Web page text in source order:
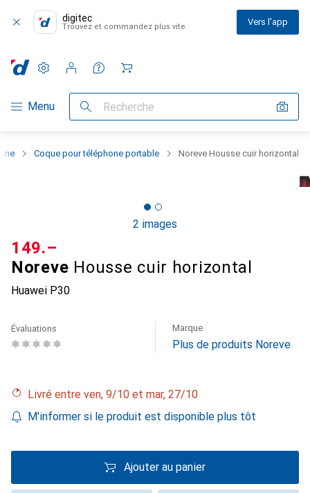
digitec
Trouvez et commandez plus vite Vers l'app
Navigation par catégorie
Menu Recherche
Paramètres
Compte client
Listes de comparaison
Listes d'envies
Panier
Coque pour téléphone portable Noreve Housse cuir horizontal
2 images
Noreve Housse cuir horizontal
Huawei P30
CHF
149.–
Évaluations Marque
Plus de produits Noreve
Livré entre ven, 9/10 et mar, 27/10
M'informer si le produit est disponible plus tôt
Ajouter au panier